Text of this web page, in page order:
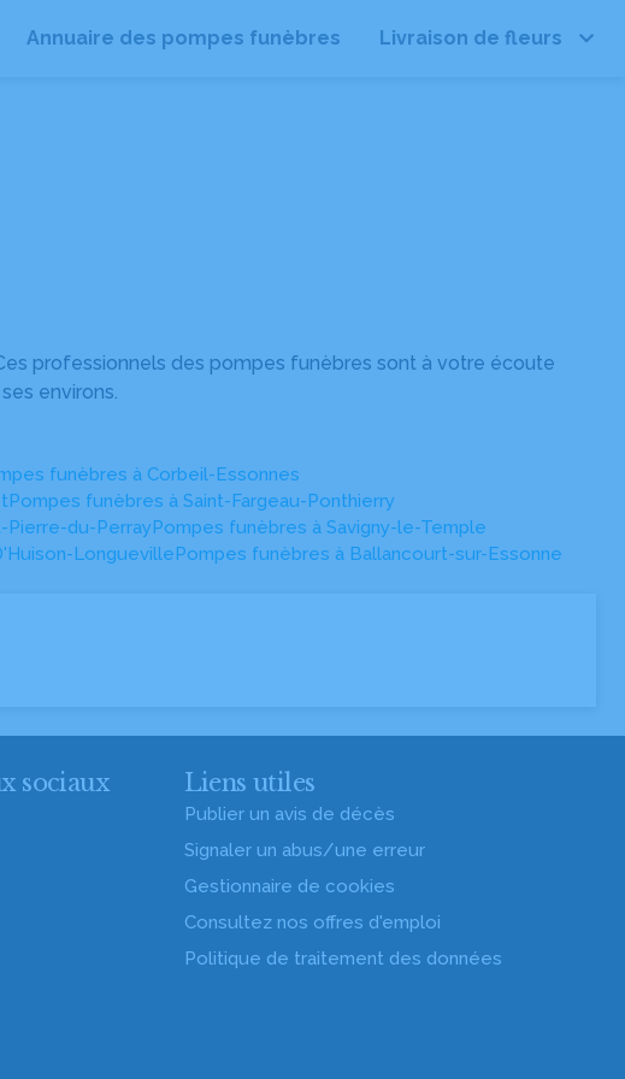
Annuaire des pompes funèbres Livraison de fleurs
professionnels des pompes funèbres sont à votre écoute
environs.
funèbres à Corbeil-Essonnes
Pompes funèbres à Saint-Fargeau-Ponthierry
Pierre-du-PerrayPompes funèbres à Savigny-le-Temple
LonguevillePompes funèbres à Ballancourt-sur-Essonne
sociaux Liens utiles
Publier un avis de décès
Signaler un abus/une erreur
Gestionnaire de cookies
Consultez nos offres d'emploi
Politique de traitement des données